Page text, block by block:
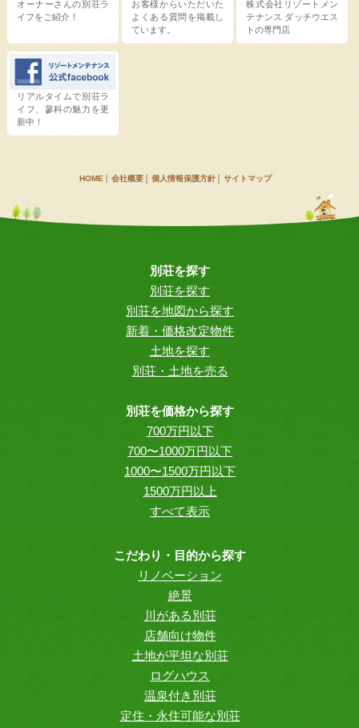
オーナーさんの別荘ラ
イフをご紹介！
お客様からいただいた
よくある質問を掲載し
ています。
株式会社リゾートメン
テナンス ダッチウエス
トの専門店
リアルタイムで別荘ラ
イフ、蓼科の魅力を更
新中！
HOME 会社概要 個人情報保護方針 サイトマップ
別荘を探す
別荘を探す
別荘を地図から探す
新着・価格改定物件
土地を探す
別荘・土地を売る
別荘を価格から探す
700万円以下
700〜1000万円以下
1000〜1500万円以下
1500万円以上
すべて表示
こだわり・目的から探す
リノベーション
絶景
川がある別荘
店舗向け物件
土地が平坦な別荘
ログハウス
温泉付き別荘
定住・永住可能な別荘